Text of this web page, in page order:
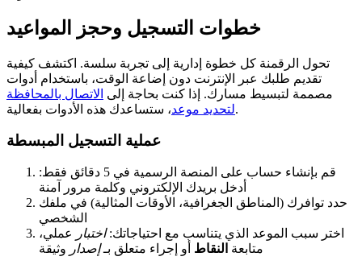
خطوات التسجيل وحجز المواعيد
تحول الرقمنة كل خطوة إدارية إلى تجربة سلسة. اكتشف كيفية
تقديم طلبك عبر الإنترنت دون إضاعة الوقت، باستخدام أدوات
مصممة لتبسيط مسارك. إذا كنت بحاجة إلى الاتصال بالمحافظة
لتحديد موعد، ستساعدك هذه الأدوات بفعالية.
عملية التسجيل المبسطة
قم بإنشاء حساب على المنصة الرسمية في 5 دقائق فقط:
أدخل بريدك الإلكتروني وكلمة مرور آمنة
حدد توافرك (المناطق الجغرافية، الأوقات المثالية) في ملفك
الشخصي
اختر سبب الموعد الذي يتناسب مع احتياجاتك:اختبار
عملي،
متابعة النقاط أو إجراء متعلق بـإصدار وثيقة